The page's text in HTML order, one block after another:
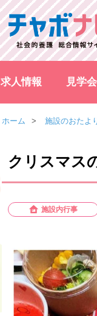
求人情報 見学
ホーム 施設のおたよ
クリスマス
施設内行事